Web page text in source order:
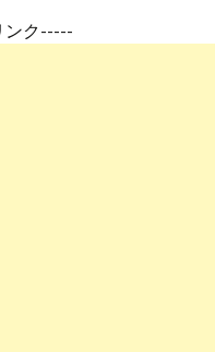
ンク-----